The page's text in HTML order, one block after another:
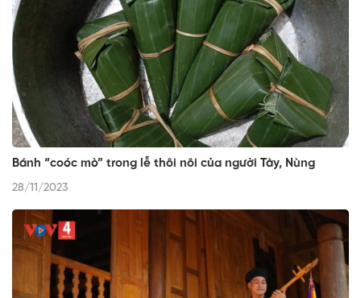
Bánh “coóc mò” trong lễ thôi nôi của người Tày, Nùng
28/11/2023